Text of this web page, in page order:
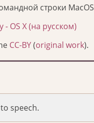
строки MacOS
- OS X (на русском)
CC-BY(original work).
speech.